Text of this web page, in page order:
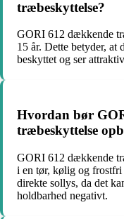
træbeskyttelse?
GORI 612 dækkende
15 år. Dette betyder,
beskyttet og ser
Hvordan bør
træbeskyttelse
GORI 612 dækkende
i en tør, kølig og frostfri
direkte sollys, da det
holdbarhed negativt.